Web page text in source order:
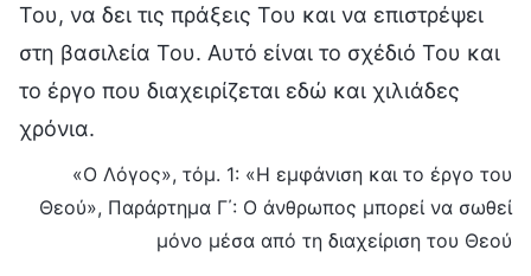
Του, να δει τις πράξεις Του και να επιστρέψει
στη βασιλεία Του. Αυτό είναι το σχέδιό Του και
το έργο που διαχειρίζεται εδώ και χιλιάδες
χρόνια.
«Ο Λόγος», τόμ. 1: «Η εμφάνιση και το έργο του
Θεού», Παράρτημα Γ΄: Ο άνθρωπος μπορεί να σωθεί
μόνο μέσα από τη διαχείριση του Θεού